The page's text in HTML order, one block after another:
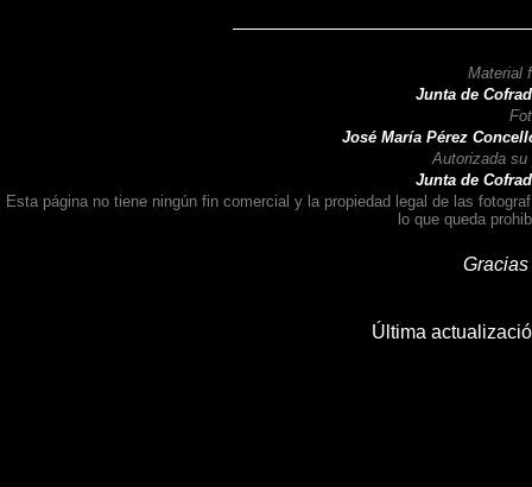
Material
Junta de
José María Pérez Concellón,
Autorizada
Junta de
Esta página no tiene ningún fin comercial y la propiedad legal de las
lo que queda
Última